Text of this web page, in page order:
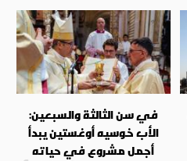
في سن الثالثة والسبعين:
الأب خوسيه أوغستين يبدأ
أجمل مشروع في حياته